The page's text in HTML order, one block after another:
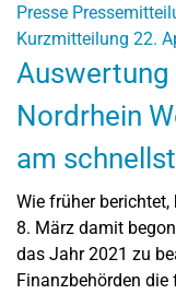
Presse
Kurzmitteilung 22.
Auswertung
Nordrhein
am
Wie früher
8. März damit
das Jahr 2021 zu
Finanzbehörden die